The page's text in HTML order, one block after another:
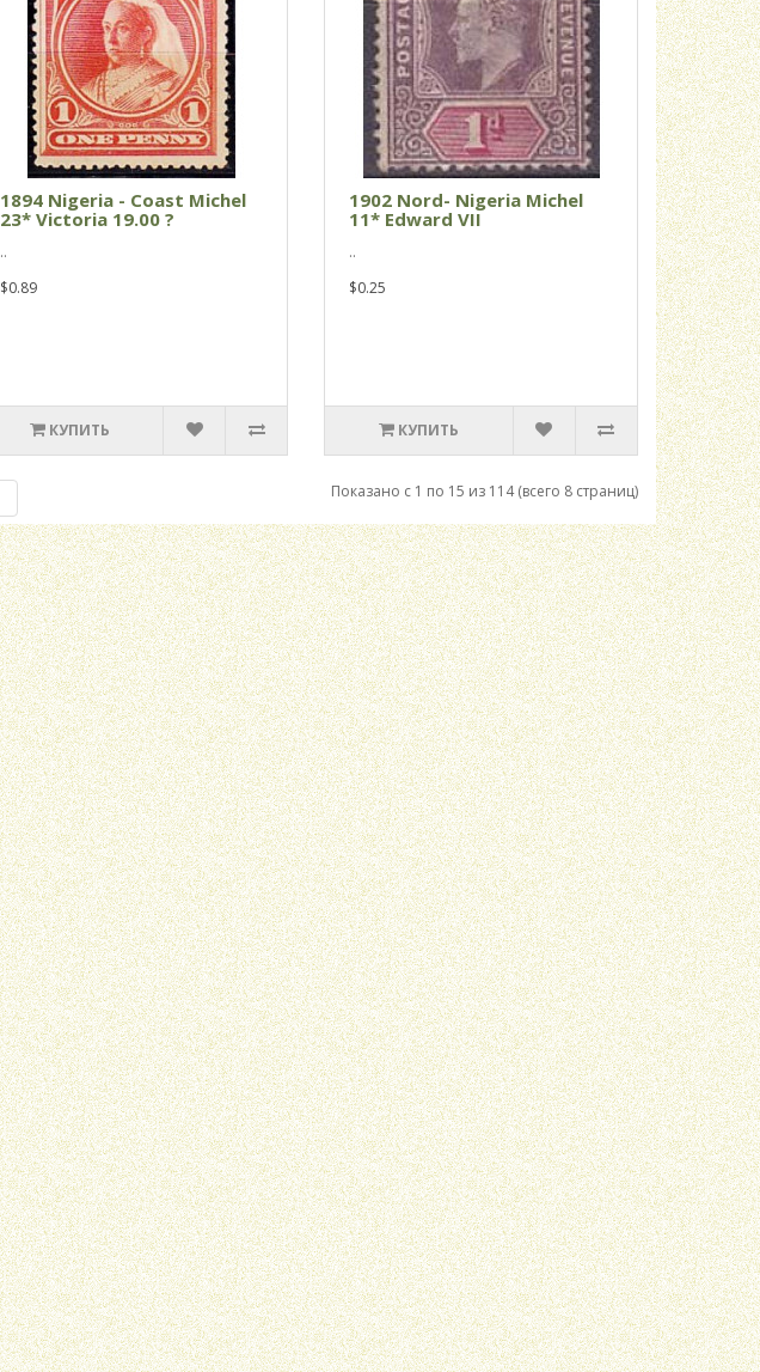
1894 Nigeria - Coast Michel
23* Victoria 19.00 ?
..
$0.89
КУПИТЬ
1902 Nord- Nigeria Michel
11* Edward VII
..
$0.25
КУПИТЬ
Показано с 1 по 15 из 114 (всего 8 страниц)